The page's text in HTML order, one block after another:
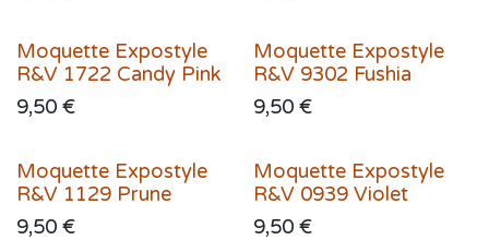
Moquette Expostyle
R&V 1722 Candy Pink
9,50 €
Moquette Expostyle
R&V 9302 Fushia
9,50€
Moquette Expostyle
R&V 1129 Prune
9,50 €
Moquette Expostyle
R&V 0939 Violet
9,50€